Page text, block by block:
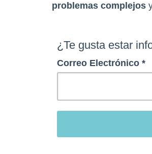
problemas complejos
¿Te gusta estar
Correo Electrónico *